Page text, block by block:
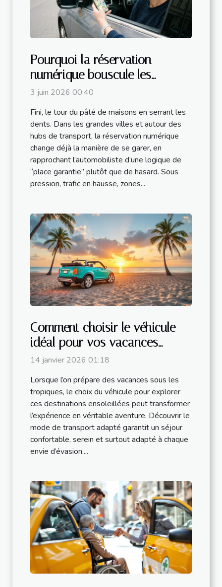
Pourquoi la réservation
numérique bouscule les
habitudes de stationnement
3 juin 2026 00:40
Fini, le tour du pâté de maisons en serrant les
dents. Dans les grandes villes et autour des
hubs de transport, la réservation numérique
change déjà la manière de se garer, en
rapprochant l’automobiliste d’une logique de
“place garantie” plutôt que de hasard. Sous
pression, trafic en hausse, zones...
Comment choisir le véhicule
idéal pour vos vacances
tropicales ?
14 janvier 2026 01:18
Lorsque l’on prépare des vacances sous les
tropiques, le choix du véhicule pour explorer
ces destinations ensoleillées peut transformer
l’expérience en véritable aventure. Découvrir le
mode de transport adapté garantit un séjour
confortable, serein et surtout adapté à chaque
envie d’évasion....